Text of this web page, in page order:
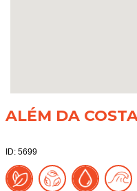
ALÉM DA
ID: 5699